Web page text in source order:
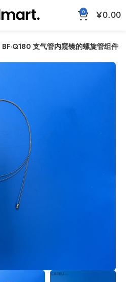
0 ¥0.00
Q180 支气管内窥镜的螺旋管组件